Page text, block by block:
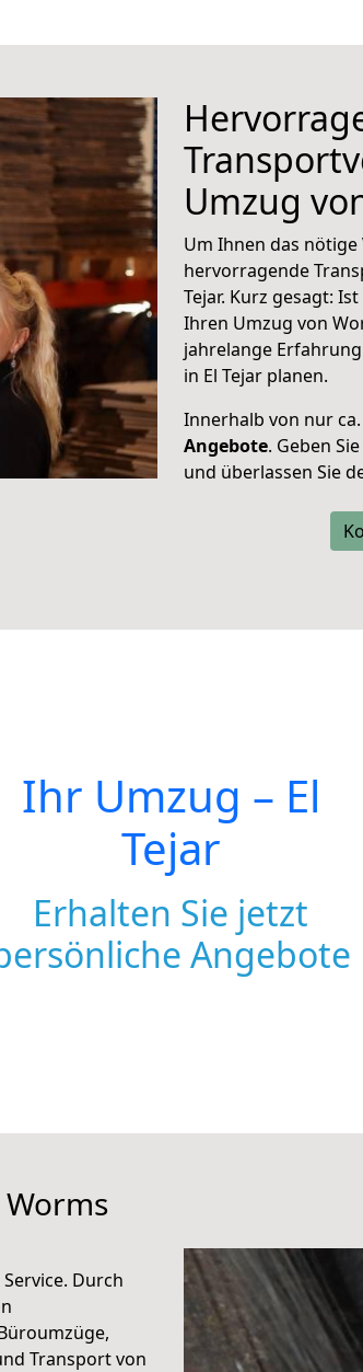
Umzug
Um Ihnen das
hervorragende
Tejar. Kurz gesagt:
Ihren Umzug von
jahrelange
in El Tejar planen.
Innerhalb von nur
Angebote. Geben
und überlassen Sie
Ihr Umzug – El
Tejar
Erhalten Sie jetzt
Angebote
Durch
Transport von